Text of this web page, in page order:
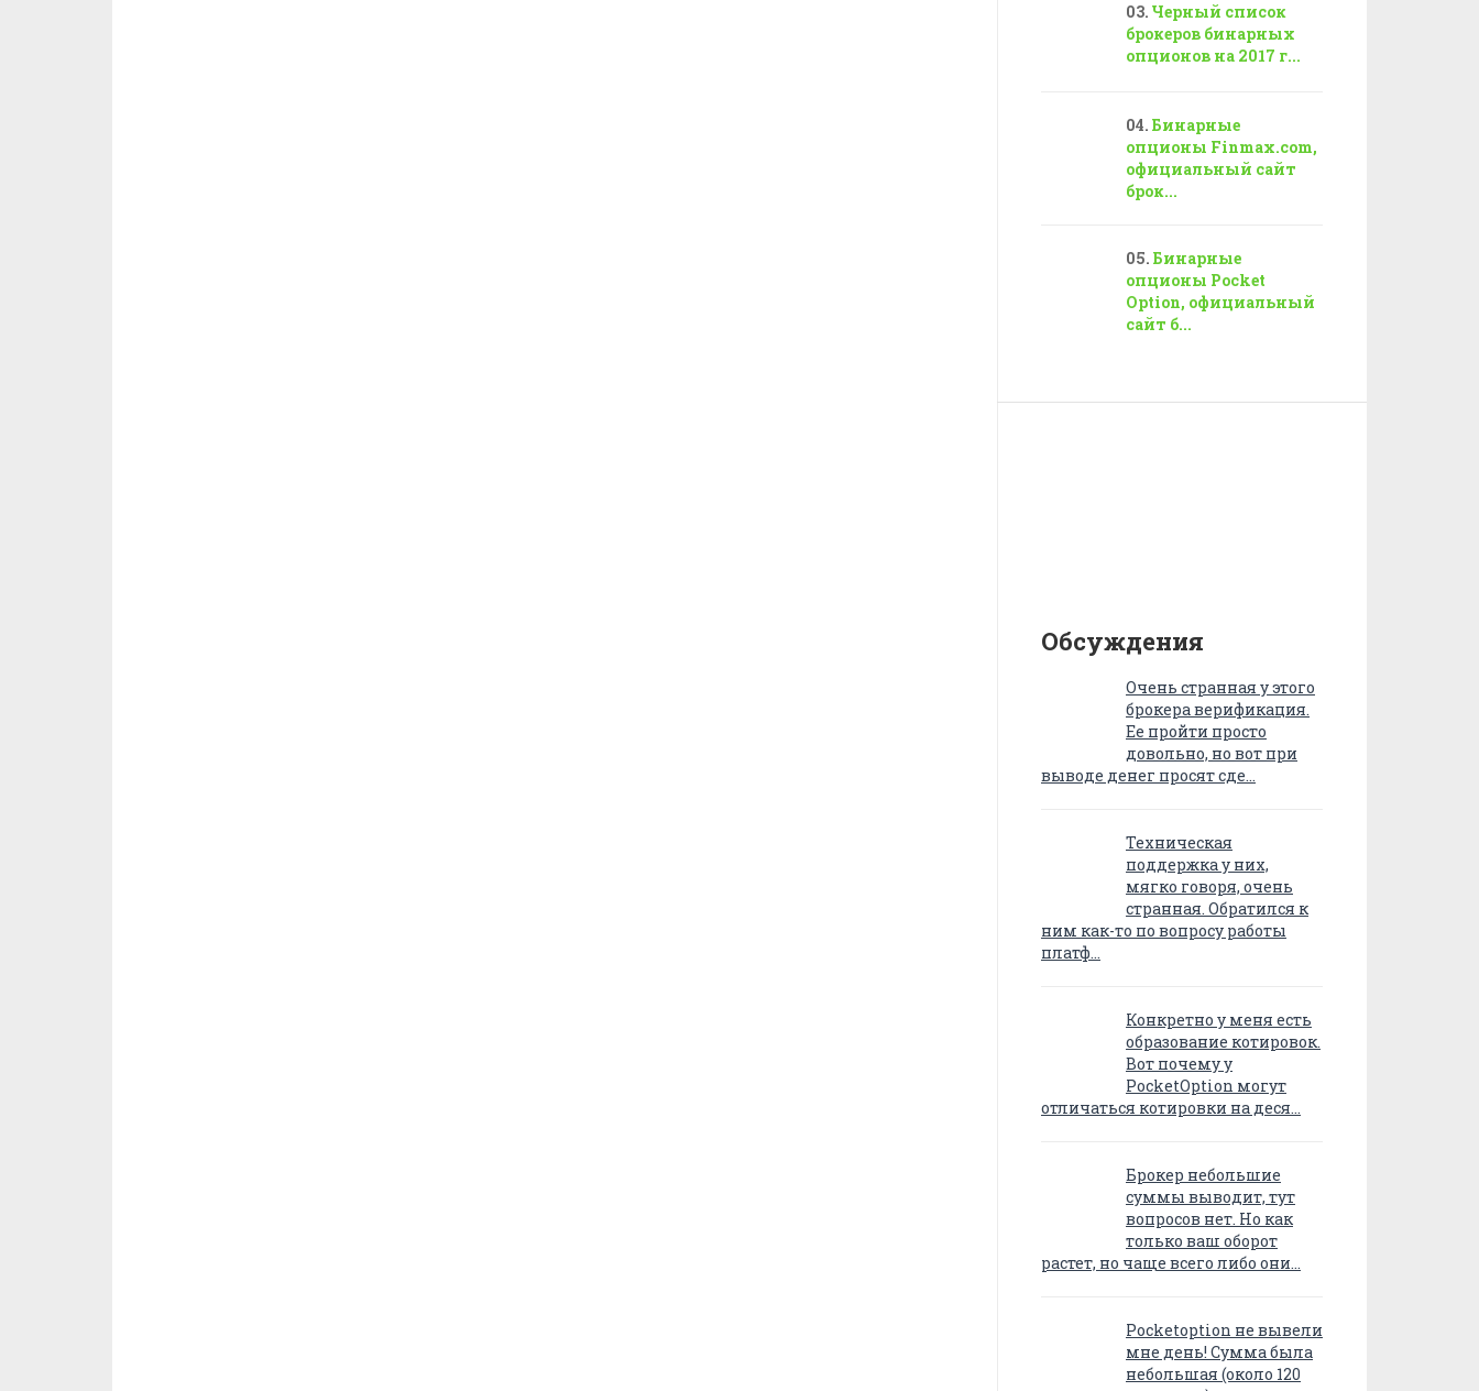
Черный список
брокеров бинарных
опционов на 2017 г...
Бинарные
опционы Finmax.com,
официальный сайт
брок...
Бинарные
опционы Pocket
Option, официальный
сайт б...
Обсуждения
Очень странная у этого
брокера верификация.
Ее пройти просто
довольно, но вот при
выводе денег просят сде…
Техническая
поддержка у них,
мягко говоря, очень
странная. Обратился к
ним как-то по вопросу работы
платф…
Конкретно у меня есть
образование котировок.
Вот почему у
PocketOption могут
отличаться котировки на деся…
Брокер небольшие
суммы выводит, тут
вопросов нет. Но как
только ваш оборот
растет, но чаще всего либо они…
Pocketoption не вывели
мне день! Сумма была
небольшая (около 120